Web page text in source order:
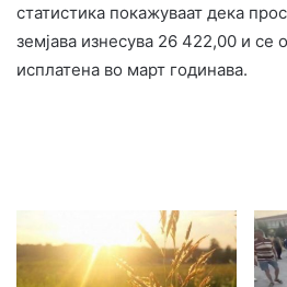
статистика покажуваат дека
земјава изнесува 26 422,00 и се
исплатена во март годинава.